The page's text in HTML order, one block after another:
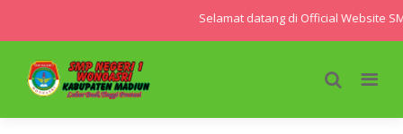
Selamat datang di Official Website